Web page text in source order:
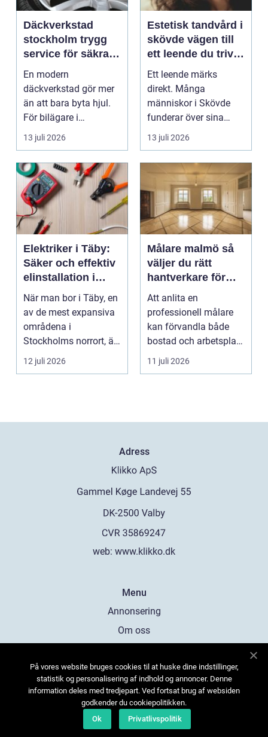
Däckverkstad
stockholm trygg
service för säkra
mil året runt
En modern
däckverkstad gör mer
än att bara byta hjul.
För bilägare i
Stockholm handlar
valet av däck...
13 juli 2026
Estetisk tandvård i
skövde vägen till
ett leende du trivs
med
Ett leende märks
direkt. Många
människor i Skövde
funderar över sina
tänder, men skjuter
upp att gör...
13 juli 2026
Elektriker i Täby:
Säker och effektiv
elinstallation i
norrort
När man bor i Täby, en
av de mest expansiva
områdena i
Stockholms norrort, är
b...
12 juli 2026
Målare malmö så
väljer du rätt
hantverkare för
hem och företag
Att anlita en
professionell målare
kan förvandla både
bostad och arbetsplats
på kort tid. Färger, yt...
11 juli 2026
Adress
web: www.klikko.dk
Menu
Annonsering
Om oss
Kontakta oss
Sitemap
På vores website bruges cookies til at huske dine indstillinger,
statistik og personalisering af indhold og annoncer. Denne
information deles med tredjepart. Ved fortsat brug af websiden
godkender du cookiepolitikken.
Ok
Privatlivspolitik